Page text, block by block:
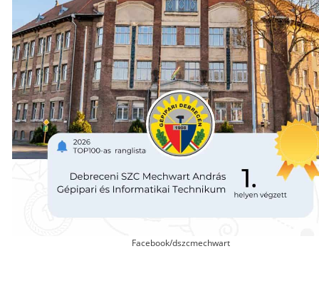
Facebook/dszcmechwart